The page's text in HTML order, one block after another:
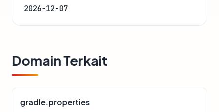
2026-12-07
Domain Terkait
gradle.properties